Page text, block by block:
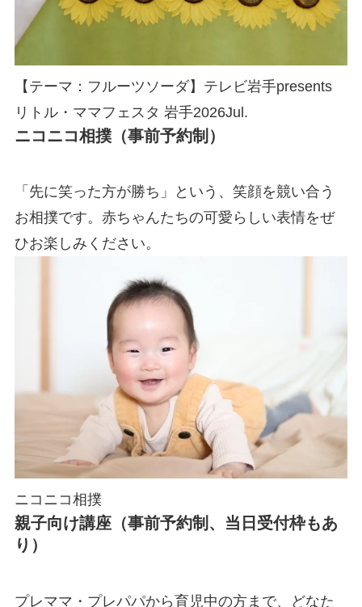
【テーマ：フルーツソーダ】テレビ岩手presents
リトル・ママフェスタ 岩手2026Jul.
ニコニコ相撲（事前予約制）
「先に笑った方が勝ち」という、笑顔を競い合う
お相撲です。赤ちゃんたちの可愛らしい表情をぜ
ひお楽しみください。
ニコニコ相撲
親子向け講座（事前予約制、当日受付枠もあ
り）
プレママ・プレパパから育児中の方まで、どなた